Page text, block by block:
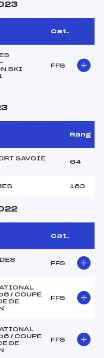
Cat.
SKI
FFS
Rang
SAVOIE
64
163
Cat.
FFS
/ COUPE
DE
FFS
/ COUPE
DE
FFS